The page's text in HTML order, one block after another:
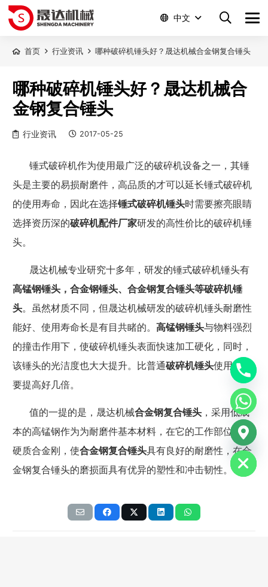
中文
首页 行业资讯 哪种破碎机锤头好？晟达机械合金钢复合锤头
哪种破碎机锤头好？晟达机械合
金钢复合锤头
行业资讯 2017-05-25
锤式破碎机作为使用最广泛的破碎机设备之一，其锤
头是主要的易损耐磨件，高品质的才可以延长锤式破碎机
的使用寿命，因此在选择锤式破碎机锤头时需要擦亮眼睛
选择资历深的破碎机配件厂家研发的高性价比的破碎机锤
头。
晟达机械专业研究十多年，研发的锤式破碎机锤头有
高锰钢锤头，合金钢锤头、合金钢复合锤头等破碎机锤
头。虽然材质不同，但晟达机械研发的破碎机锤头耐磨性
能好、使用寿命长是有目共睹的。 高锰钢锤头与物料强烈
的撞击作用下，使破碎机锤头表面快速加工硬化，同时，
该锤头的光洁度也大大提升。比普通破碎机锤头使用寿命
要提高好几倍。
值的一提的是，晟达机械合金钢复合锤头 ，采用低成
本的高锰钢作为为耐磨件基本材料，在它的工作部位镶嵌
硬质合金刚，使合金钢复合锤头具有良好的耐磨性，在合
金钢复合锤头的磨损面具有优异的塑性和冲击韧性。
Hide
chaty